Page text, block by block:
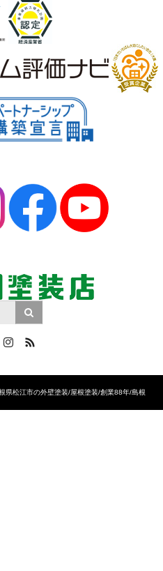
Instagram
県松江市の外壁塗装/屋根塗装/創業88年/島根